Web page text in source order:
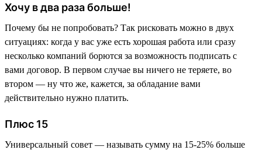
Хочу в два раза больше!
Почему бы не попробовать? Так рисковать можно в двух
ситуациях: когда у вас уже есть хорошая работа или сразу
несколько компаний борются за возможность подписать с
вами договор. В первом случае вы ничего не теряете, во
втором — ну что же, кажется, за обладание вами
действительно нужно платить.
Плюс 15
Универсальный совет — называть сумму на 15-25% больше